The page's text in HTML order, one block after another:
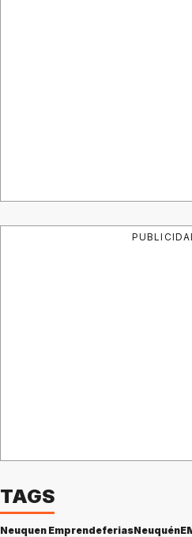
TAGS
Neuquen EmprendeferiasNeuquén